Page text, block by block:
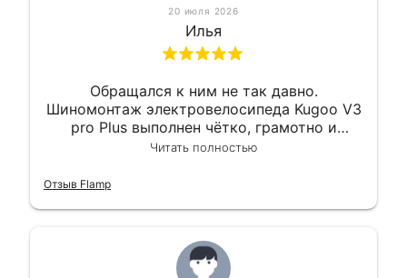
20 июля 2026
Илья
Обращался к ним не так давно.
Шиномонтаж электровелосипеда Kugoo V3
pro Plus выполнен чётко, грамотно и
квалифицированно. Всё сделано
Читать полностью
Отзыв Flamp